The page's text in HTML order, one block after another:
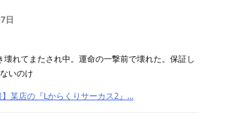
日
壊れてまたされ中。運命の一撃前で壊れた。保証し
いのけ
】某店の『Lからくりサーカス2』...